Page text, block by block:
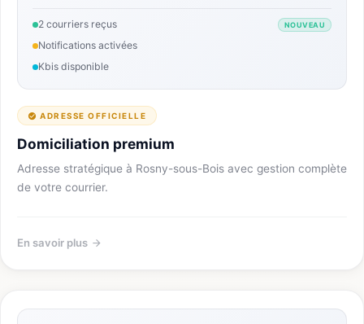
2 courriers reçus NOUVEAU
Notifications activées
Kbis disponible
ADRESSE OFFICIELLE
Domiciliation premium
Adresse stratégique à Rosny-sous-Bois avec gestion complète
de votre courrier.
En savoir plus